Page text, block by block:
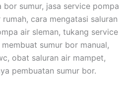
sumur, jasa service pompa
cara mengatasi saluran
air sleman, tukang service
sumur bor manual,
obat saluran air mampet,
pembuatan sumur bor.